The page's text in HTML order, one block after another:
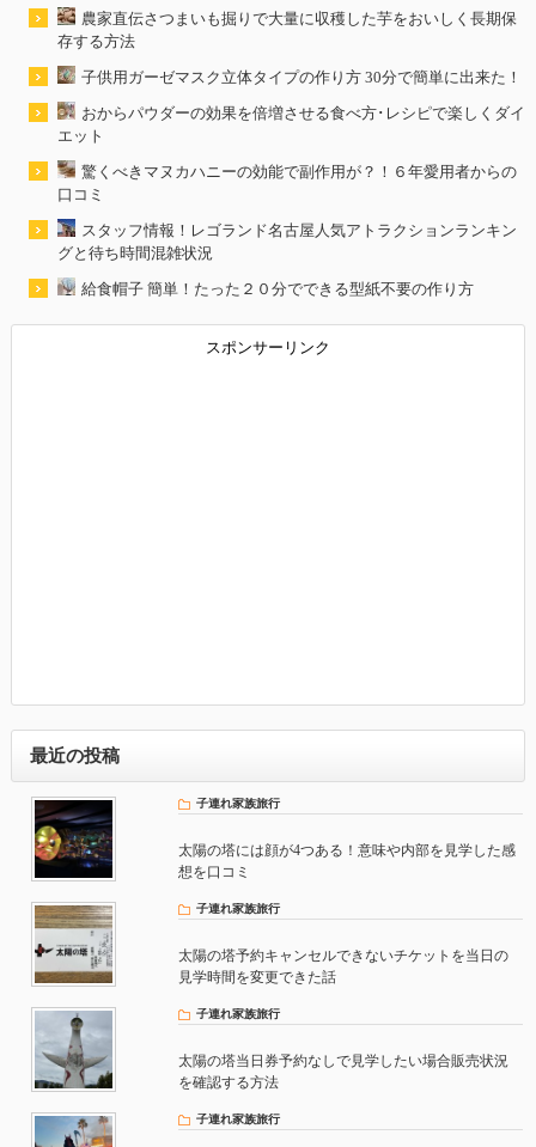
農家直伝さつまいも掘りで大量に収穫した芋をおいしく長期保
存する方法
子供用ガーゼマスク立体タイプの作り方 30分で簡単に出来た！
おからパウダーの効果を倍増させる食べ方･レシピで楽しくダイ
エット
驚くべきマヌカハニーの効能で副作用が？！６年愛用者からの
口コミ
スタッフ情報！レゴランド名古屋人気アトラクションランキン
グと待ち時間混雑状況
給食帽子 簡単！たった２０分でできる型紙不要の作り方
スポンサーリンク
最近の投稿
子連れ家族旅行
太陽の塔には顔が4つある！意味や内部を見学した感
想を口コミ
子連れ家族旅行
太陽の塔予約キャンセルできないチケットを当日の
見学時間を変更できた話
子連れ家族旅行
太陽の塔当日券予約なしで見学したい場合販売状況
を確認する方法
子連れ家族旅行